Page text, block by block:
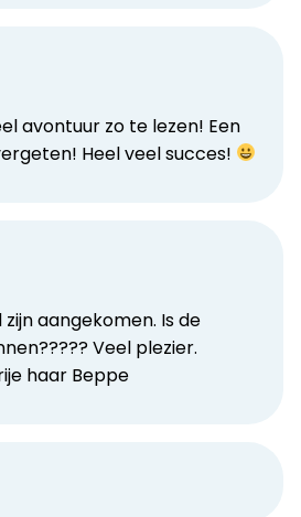
avontuur zo te lezen! Een
Heel veel succes!
zijn aangekomen. Is de
Veel plezier.
haar Beppe